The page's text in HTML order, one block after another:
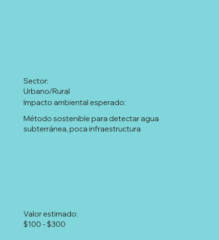
Urbano/Rural
Sector:
Método sostenible para detectar agua
subterránea, poca infraestructura
Impacto ambiental esperado:
$100 - $300
Valor estimado: